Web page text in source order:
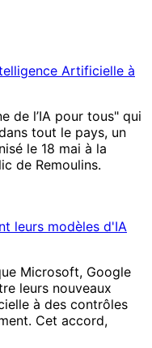
Artificielle à
de l’IA pour tous" qui
tout le pays, un
le 18 mai à la
de Remoulins.
leurs modèles d'IA
Microsoft, Google
leurs nouveaux
à des contrôles
Cet accord,